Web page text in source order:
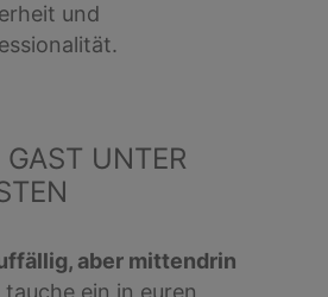
und
GAST UNTER
aber mittendrin